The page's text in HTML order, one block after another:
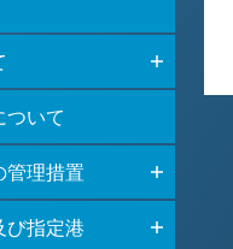
ついて
管理措置
び指定港